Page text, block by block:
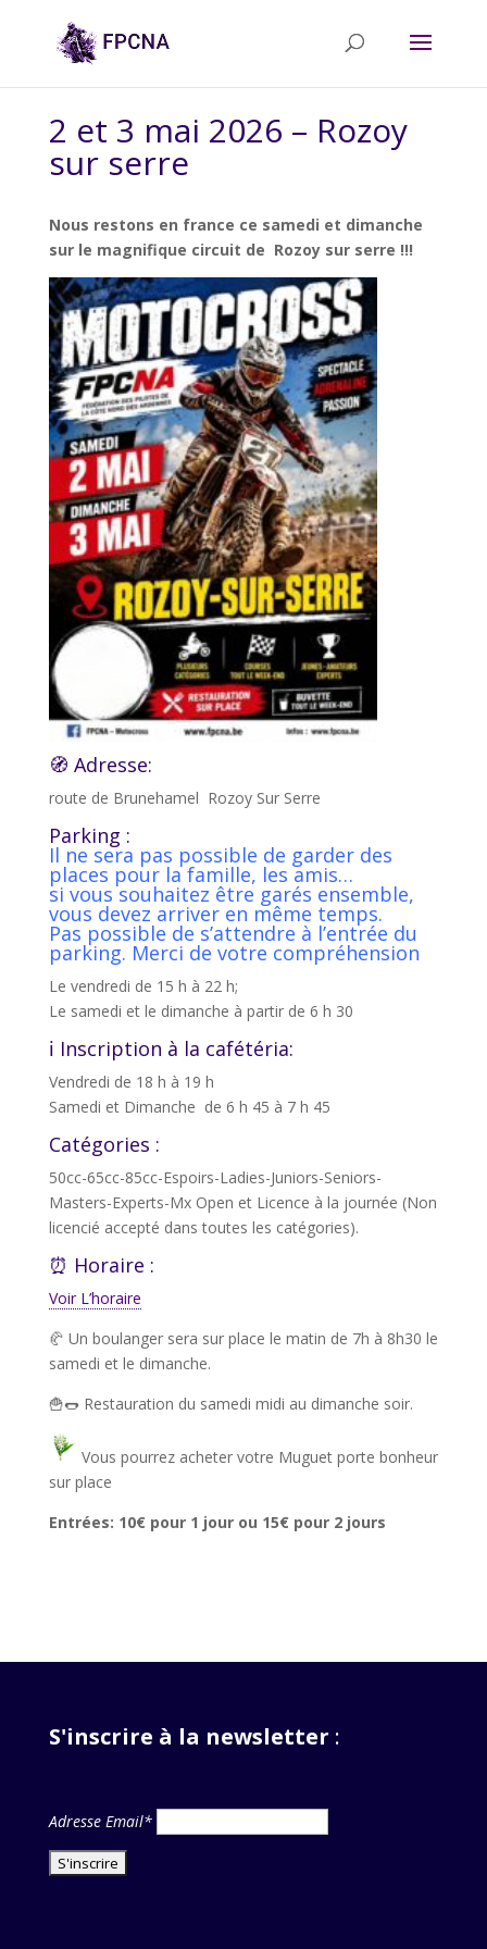
2 et 3 mai 2026 – Rozoy
sur serre
Nous restons en france ce samedi et dimanche
sur le magnifique circuit de Rozoy sur serre !!!
🧭 Adresse:
route de Brunehamel Rozoy Sur Serre
Parking :
Il ne sera pas possible de garder des
places pour la famille, les amis…
si vous souhaitez être garés ensemble,
vous devez arriver en même temps.
Pas possible de s’attendre à l’entrée du
parking. Merci de votre compréhension
Le vendredi de 15 h à 22 h;
Le samedi et le dimanche à partir de 6 h 30
ℹ️ Inscription à la cafétéria:
Vendredi de 18 h à 19 h
Samedi et Dimanche de 6 h 45 à 7 h 45
Catégories :
50cc-65cc-85cc-Espoirs-Ladies-Juniors-Seniors-
Masters-Experts-Mx Open et Licence à la journée (Non
licencié accepté dans toutes les catégories).
⏰️ Horaire :
Voir L’horaire
🥐 Un boulanger sera sur place le matin de 7h à 8h30 le
samedi et le dimanche.
🍟🌭 Restauration du samedi midi au dimanche soir.
Vous pourrez acheter votre Muguet porte bonheur
sur place
Entrées: 10€ pour 1 jour ou 15€ pour 2 jours
S'inscrire à la newsletter :
Adresse Email*